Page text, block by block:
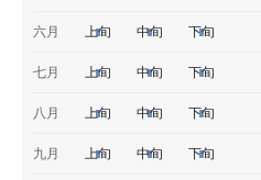
六月 上旬 中旬 下旬
七月 上旬 中旬 下旬
八月 上旬 中旬 下旬
九月 上旬 中旬 下旬